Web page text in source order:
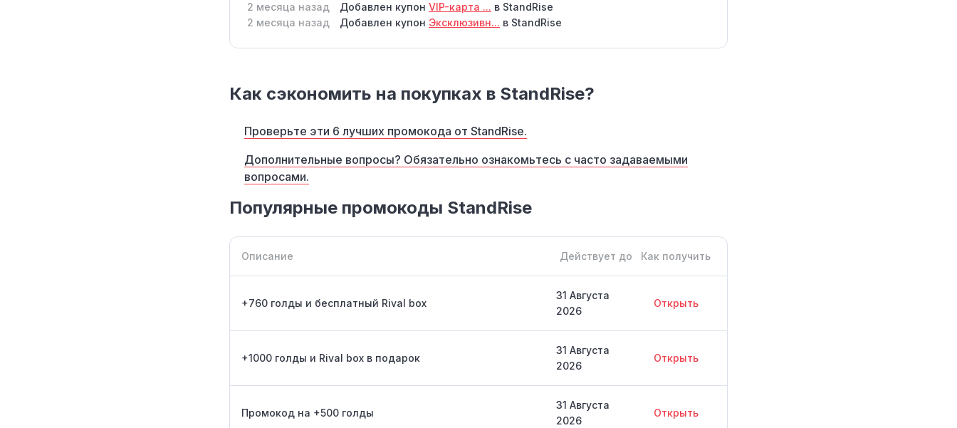
2 месяца назад
Добавлен купон VIP-карта ... в StandRise
2 месяца назад
Добавлен купон Эксклюзивн... в StandRise
Как сэкономить на покупках в StandRise?
Проверьте эти 6 лучших промокода от StandRise.
Дополнительные вопросы? Обязательно ознакомьтесь с часто задаваемыми
вопросами.
Популярные промокоды StandRise
Описание Действует до Как получить
+760 голды и бесплатный Rival box
31 Августа
2026
Открыть
+1000 голды и Rival box в подарок
31 Августа
2026
Открыть
Промокод на +500 голды
31 Августа
2026
Открыть